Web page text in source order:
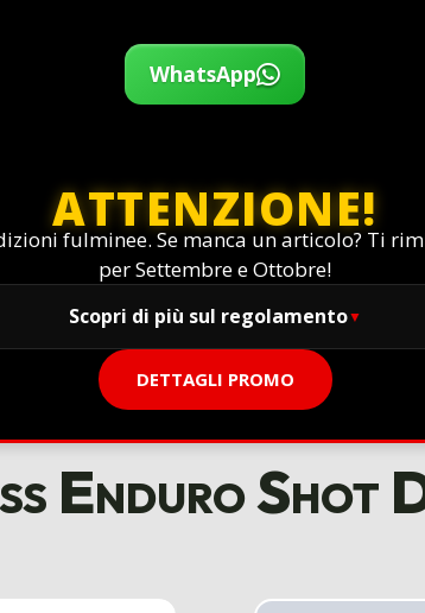
WhatsApp
ATTENZIONE!
fulminee. Se manca un articolo? Ti
per Settembre e Ottobre!
Scopri di più sul regolamento
DETTAGLI PROMO
Enduro Shot